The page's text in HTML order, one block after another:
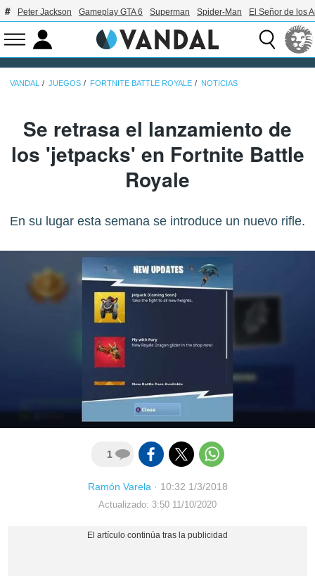
Peter Jackson Gameplay GTA 6 Superman Spider-Man El Señor de los
VANDAL JUEGOS FORTNITE BATTLE ROYALE NOTICIAS
Se retrasa el lanzamiento de
los 'jetpacks' en Fortnite Battle
Royale
En su lugar esta semana se introduce un nuevo rifle.
1
Ramón Varela· 10:32 1/3/2018
Actualizado: 3:50 11/10/2020